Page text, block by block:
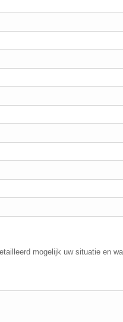
mogelijk uw situatie en